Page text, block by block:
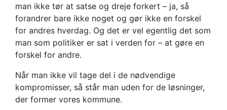
man ikke tør at satse og dreje forkert – ja, så
forandrer bare ikke noget og gør ikke en forskel
for andres hverdag. Og det er vel egentlig det som
man som politiker er sat i verden for – at gøre en
forskel for andre.
Når man ikke vil tage del i de nødvendige
kompromisser, så står man uden for de løsninger,
der former vores kommune.